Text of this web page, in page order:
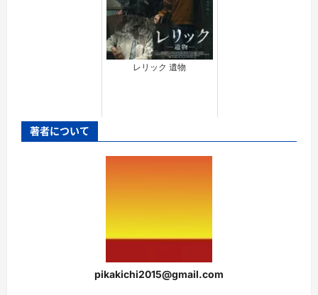
レリック 遺物
著者について
pikakichi2015@gmail.com